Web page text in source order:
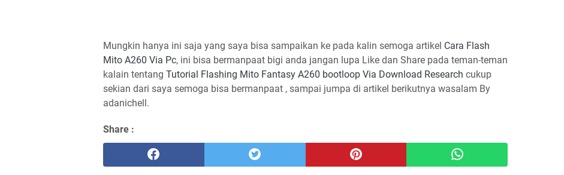
Mungkin hanya ini saja yang saya bisa sampaikan ke pada kalin semoga artikel Cara Flash
Mito A260 Via Pc, ini bisa bermanpaat bigi anda jangan lupa Like dan Share pada teman-teman
kalain tentang Tutorial Flashing Mito Fantasy A260 bootloop Via Download Research cukup
sekian dari saya semoga bisa bermanpaat , sampai jumpa di artikel berikutnya wasalam By
adanichell.
Share :